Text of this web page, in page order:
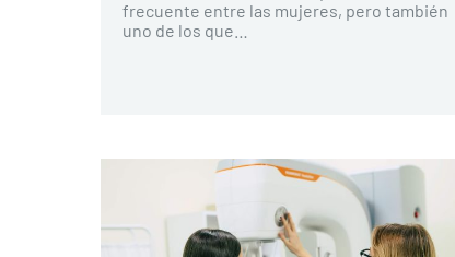
frecuente entre las mujeres, pero también
uno de los que…